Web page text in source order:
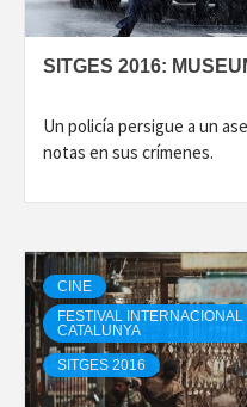
SITGES 2016:
Un policía persigue a un
notas en sus crímenes.
CINE
FESTIVAL
CATALUNYA
SITGES 2016